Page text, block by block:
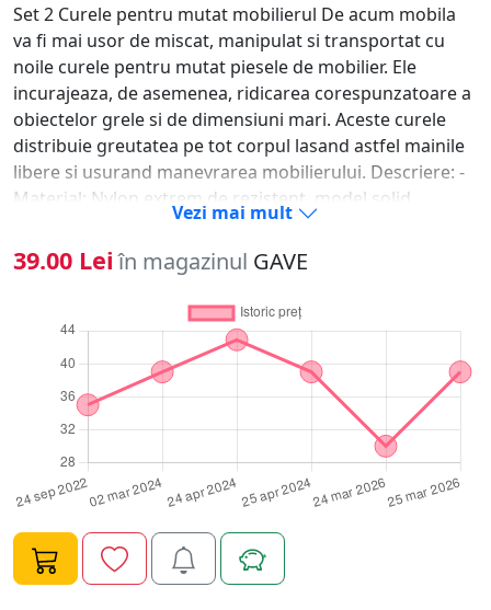
Set 2 Curele pentru mutat mobilierul De acum mobila
va fi mai usor de miscat, manipulat si transportat cu
noile curele pentru mutat piesele de mobilier. Ele
incurajeaza, de asemenea, ridicarea corespunzatoare a
obiectelor grele si de dimensiuni mari. Aceste curele
distribuie greutatea pe tot corpul lasand astfel mainile
libere si usurand manevrarea mobilierului. Descriere: -
Material: Nylon extrem de rezistent, model solid,
duritate moale - Dimensiune: Lungime: 27.2 cm Latime:
4.5 cm - Culoare: Portocaliu Caracteristici: - Curelele
sunt reglabile cu 3 sectiuni ridicare pentru a putea
transporta cu usurinta obiecte mici si mari. - 100% nou
si de inalta calitate. - Curelele sunt foarte necesare
pentru mutat mobilierul. - Se poate folosi ca o parghie
care va face ca tot ceea ce ridicati sa se simta mai usor
de 50%. - Protejati-va de ranire atunci cand miscati
mobila. - Transportatul si toate celelalte incarcaturi
grele vor deveni usor de manipulat. ;Pachet include: 2 x
Curele de mutat mobilierul *Imaginile, culorile si
caracteristicile descrise au caracter informativ si pot
contine mici inadvertente sau diferi ocazional fata de
produsele prezentate pe site. Echipa GAVE.RO"
Vezi mai mult
39.00 Lei în magazinul GAVE